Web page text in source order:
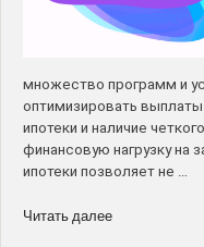
множество программ и
оптимизировать
ипотеки и наличие
финансовую нагрузку на
ипотеки позволяет не …
Читать далее“Эффективные